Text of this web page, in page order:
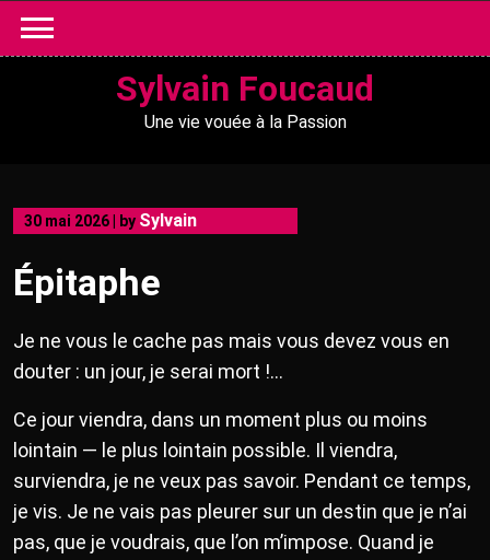
content
Sylvain Foucaud
Une vie vouée à la Passion
30 mai 2026 by Sylvain
Épitaphe
Je ne vous le cache pas mais vous devez vous en
douter : un jour, je serai mort !…
Ce jour viendra, dans un moment plus ou moins
lointain — le plus lointain possible. Il viendra,
surviendra, je ne veux pas savoir. Pendant ce temps,
je vis. Je ne vais pas pleurer sur un destin que je n’ai
pas, que je voudrais, que l’on m’impose. Quand je